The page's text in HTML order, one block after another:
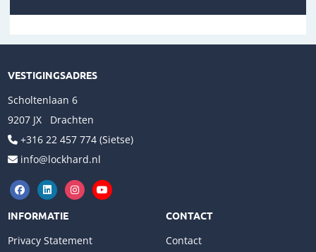
VESTIGINGSADRES
Scholtenlaan 6
9207 JX Drachten
+316 22 457 774 (Sietse)
info@lockhard.nl
INFORMATIE
Privacy Statement
CONTACT
Contact